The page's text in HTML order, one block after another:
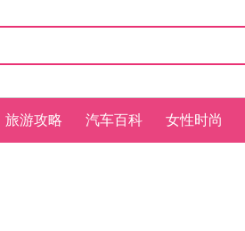
旅游攻略 汽车百科 女性时尚